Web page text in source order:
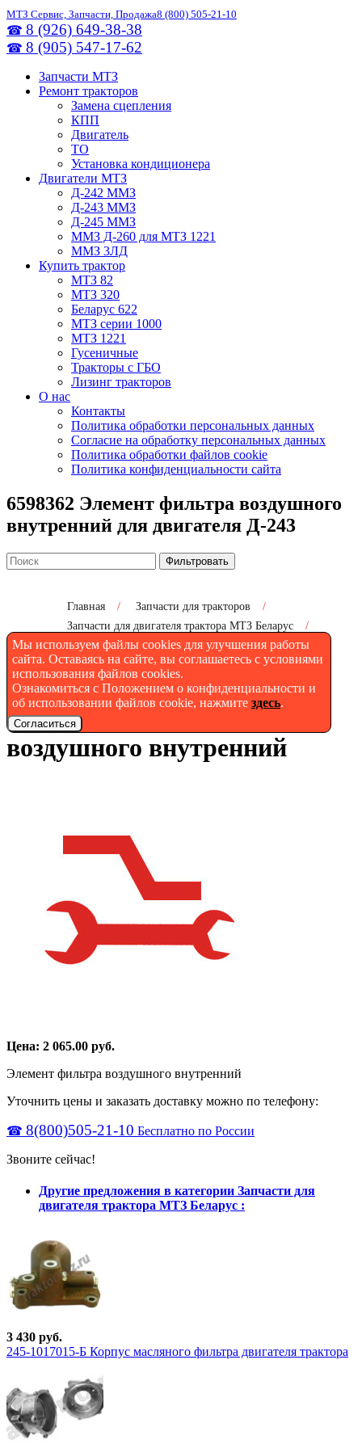
Мы используем файлы cookies для улучшения работы
сайта. Оставаясь на сайте, вы соглашаетесь с условиями
использования файлов cookies.
Ознакомиться с Положением о конфиденциальности и
об использовании файлов cookie, нажмите здесь.
Согласиться
МТЗ Сервис, Запчасти, Продажа8 (800) 505-21-10
☎ 8 (926) 649-38-38
☎ 8 (905) 547-17-62
Запчасти МТЗ
Ремонт тракторов
Замена сцепления
КПП
Двигатель
ТО
Установка кондиционера
Двигатели МТЗ
Д-242 ММЗ
Д-243 ММЗ
Д-245 ММЗ
ММЗ Д-260 для МТЗ 1221
ММЗ 3ЛД
Купить трактор
МТЗ 82
МТЗ 320
Беларус 622
МТЗ серии 1000
МТЗ 1221
Гусеничные
Тракторы с ГБО
Лизинг тракторов
О нас
Контакты
Политика обработки персональных данных
Согласие на обработку персональных данных
Политика обработки файлов cookie
Политика конфиденциальности сайта
6598362 Элемент фильтра воздушного
внутренний для двигателя Д-243
Фильтровать
Главная / Запчасти для тракторов
/
Запчасти для двигателя трактора МТЗ Беларус
/
6598362 Элемент фильтра воздушного внутренний
для двигателя Д-243
6598362 Элемент фильтра
воздушного внутренний
Цена: 2 065.00 руб.
Элемент фильтра воздушного внутренний
Уточнить цены и заказать доставку можно по телефону:
☎ 8(800)505-21-10 Бесплатно по России
Звоните сейчас!
Другие предложения в категории Запчасти для
двигателя трактора МТЗ Беларус :
3 430 руб.
245-1017015-Б Корпус масляного фильтра двигателя трактора